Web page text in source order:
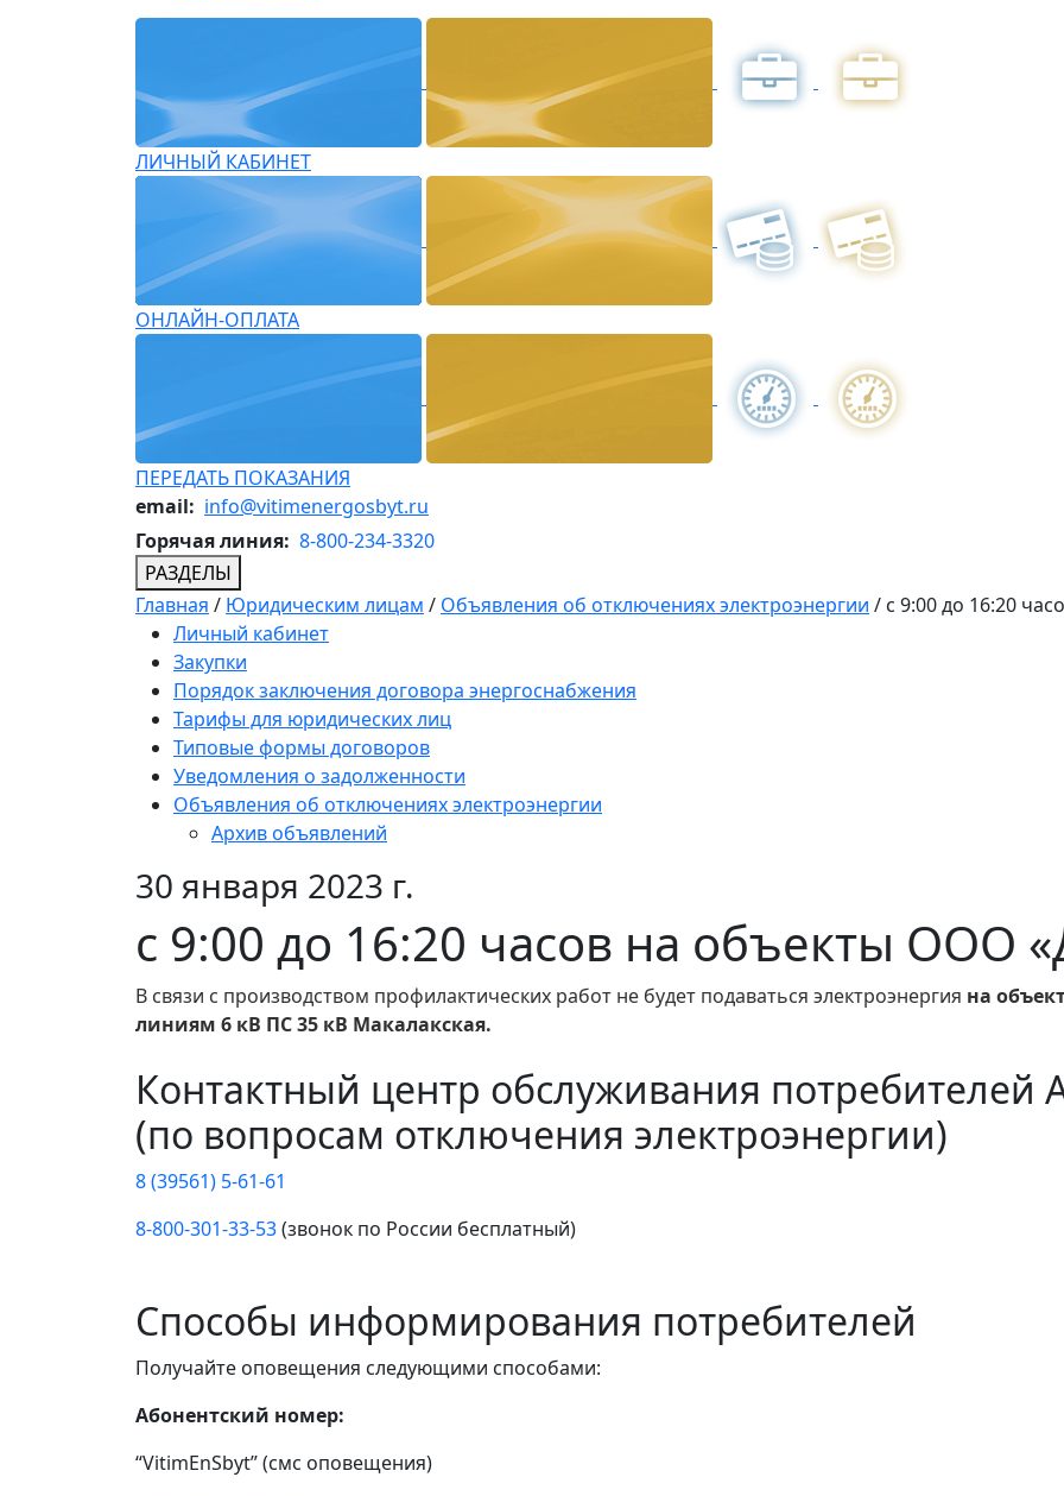
ЛИЧНЫЙ КАБИНЕТ
ОНЛАЙН-ОПЛАТА
ПЕРЕДАТЬ ПОКАЗАНИЯ
email: info@vitimenergosbyt.ru
Горячая линия: 8-800-234-3320
РАЗДЕЛЫ
Главная / Юридическим лицам / Объявления об отключениях электроэнергии / с 9:00 до 16:20
Личный кабинет
Закупки
Порядок заключения договора энергоснабжения
Тарифы для юридических лиц
Типовые формы договоров
Уведомления о задолженности
Объявления об отключениях электроэнергии
Архив объявлений
30 января 2023 г.
с 9:00 до 16:20 часов на объекты ООО
В связи с производством профилактических работ не будет подаваться электроэнергия на
линиям 6 кВ ПС 35 кВ Макалакская.
Контактный центр обслуживания потребителей
(по вопросам отключения электроэнергии)
8 (39561) 5-61-61
8-800-301-33-53(звонок по России бесплатный)
Способы информирования потребителей
Получайте оповещения следующими способами:
Абонентский номер:
“VitimEnSbyt” (смс оповещения)